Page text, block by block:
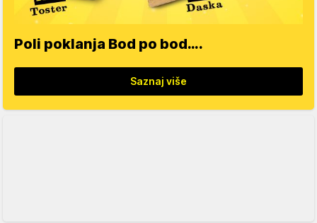
Poli poklanja Bod po bod….
Saznaj više